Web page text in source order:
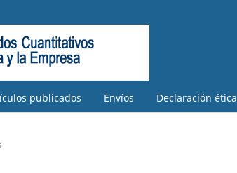
publicados Envíos Declaración ética